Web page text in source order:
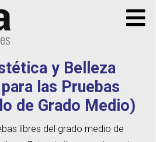
y Belleza
las Pruebas
de Grado Medio)
libres del grado medio de